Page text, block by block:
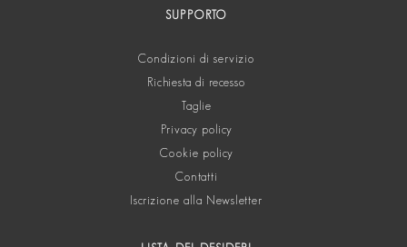
SUPPORTO
Condizioni di servizio
Richiesta di recesso
Taglie
Privacy policy
Cookie policy
Contatti
Iscrizione alla Newsletter